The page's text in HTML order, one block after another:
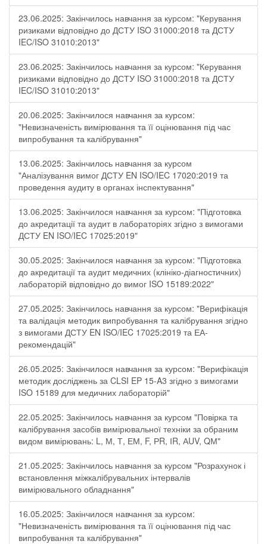
23.06.2025: Закінчилось навчання за курсом: "Керування
ризиками відповідно до ДСТУ ISO 31000:2018 та ДСТУ
IEC/ISO 31010:2013"
23.06.2025: Закінчилось навчання за курсом: "Керування
ризиками відповідно до ДСТУ ISO 31000:2018 та ДСТУ
IEC/ISO 31010:2013"
20.06.2025: Закінчилося навчання за курсом:
"Невизначеність вимірювання та її оцінювання під час
випробування та калібрування"
13.06.2025: Закінчилось навчання за курсом
"Аналізування вимог ДСТУ EN ISO/IEC 17020:2019 та
проведення аудиту в органах інспектування"
13.06.2025: Закінчилося навчання за курсом: "Підготовка
до акредитації та аудит в лабораторіях згідно з вимогами
ДСТУ EN ISO/IEC 17025:2019"
30.05.2025: Закінчилося навчання за курсом: "Підготовка
до акредитації та аудит медичних (клініко-діагностичних)
лабораторій відповідно до вимог ISO 15189:2022"
27.05.2025: Закінчилось навчання за курсом: "Верифікація
та валідація методик випробування та калібрування згідно
з вимогами ДСТУ EN ISO/IEC 17025:2019 та ЕА-
рекомендацій"
26.05.2025: Закінчилося навчання за курсом: "Верифікація
методик досліджень за CLSI EP 15-A3 згідно з вимогами
ISO 15189 для медичних лабораторій"
22.05.2025: Закінчилось навчання за курсом "Повірка та
калібрування засобів вимірювальної техніки за обраним
видом вимірювань: L, М, Т, ЕМ, F, РR, ІR, АUV, QМ"
21.05.2025: Закінчилось навчання за курсом "Розрахунок і
встановлення міжкалібрувальних інтервалів
вимірювального обладнання"
16.05.2025: Закінчилося навчання за курсом:
"Невизначеність вимірювання та її оцінювання під час
випробування та калібрування"